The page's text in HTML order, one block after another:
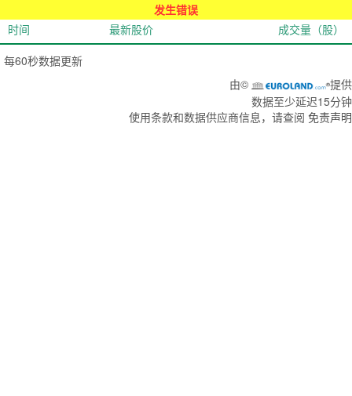
发生错误
时间
最新股价
成交量（股）
每60秒数据更新
由©
Euroland.com提供
数据至少延迟15分钟
使用条款和数据供应商信息，请查阅 免责声明